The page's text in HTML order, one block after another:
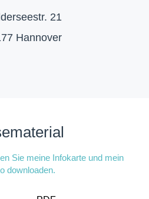
21
Hannover
Sie meine Infokarte und mein
downloaden.